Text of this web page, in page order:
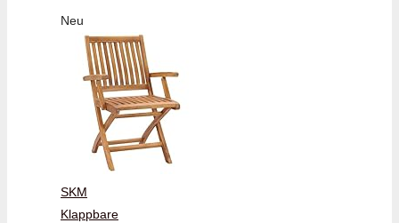
Neu
SKM
Klappbare